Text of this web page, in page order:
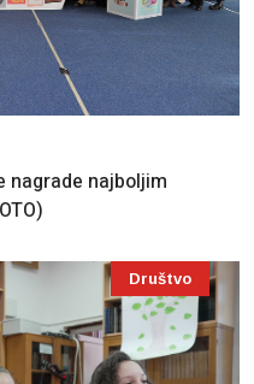
nagrade najboljim
Društvo